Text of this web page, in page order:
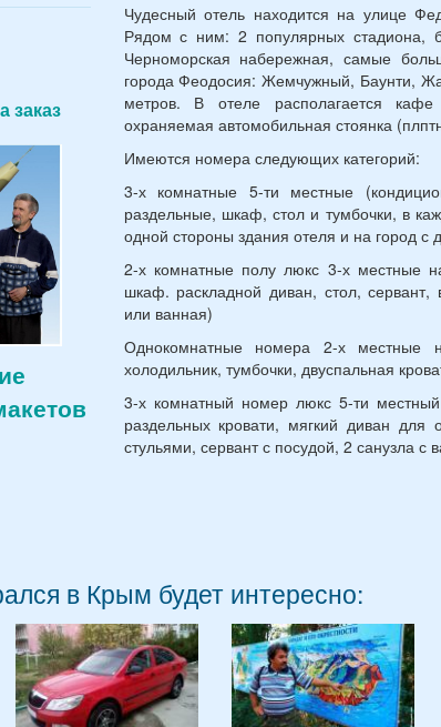
заказ
Чудесный отель находится на улице
Рядом с ним: 2 популярных стадиона,
Черноморская набережная, самые
города Феодосия: Жемчужный, Баунти,
метров. В отеле располагается
охраняемая автомобильная стоянка
Имеются номера следующих категорий:
3-х комнатные 5-ти местные
раздельные, шкаф, стол и тумбочки, в
одной стороны здания отеля и на город с
2-х комнатные полу люкс 3-х местные
шкаф. раскладной диван, стол,
или ванная)
Однокомнатные номера 2-х местные
холодильник, тумбочки, двуспальная
3-х комнатный номер люкс 5-ти
раздельных кровати, мягкий диван
стульями, сервант с посудой, 2 санузла
в Крым будет интересно: